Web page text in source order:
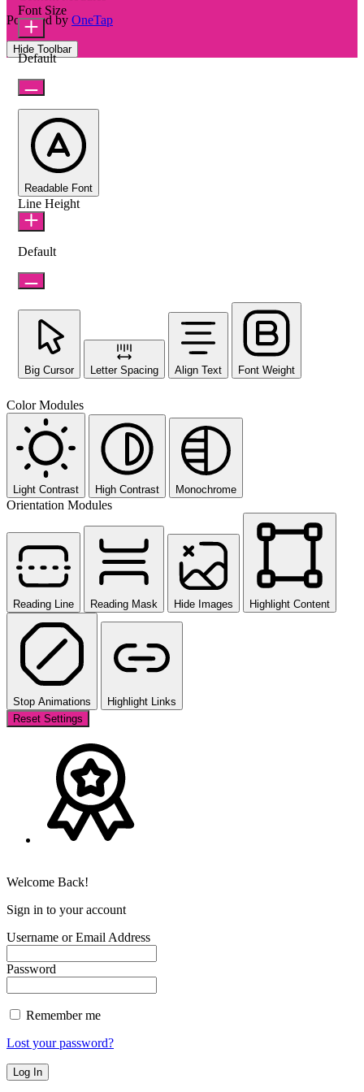
Powered by OneTap
Hide Toolbar
Font Size
Default
Readable Font
Line Height
Default
Big Cursor Letter Spacing Align Text Font Weight
Color Modules
Light Contrast High Contrast Monochrome
Orientation Modules
Reading Line Reading Mask Hide Images Highlight Content
Stop Animations
Highlight Links
Reset Settings
Welcome Back!
Sign in to your account
Username or Email Address
Password
Remember me
Lost your password?